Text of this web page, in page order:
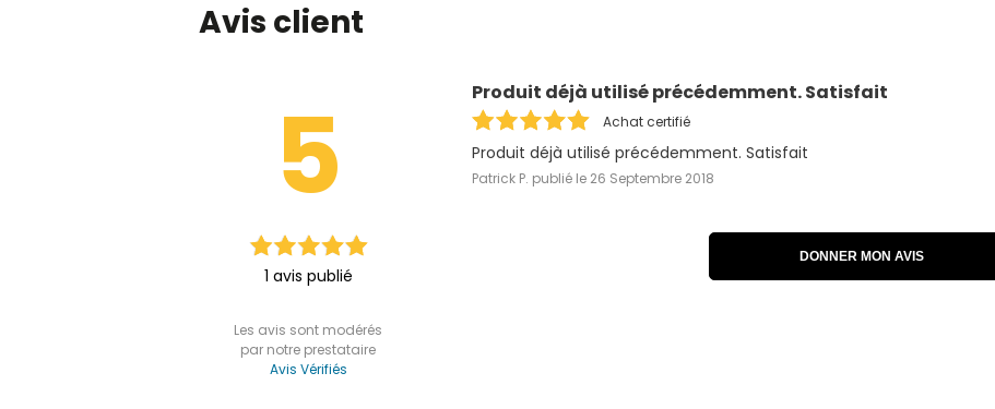
Avis client
5
1 avis publié
Les avis sont modérés
par notre prestataire
Avis Vérifiés
Produit déjà utilisé précédemment. Satisfait
Achat certifié
Produit déjà utilisé précédemment. Satisfait
Patrick P. publié le 26 Septembre 2018
DONNER MON AVIS